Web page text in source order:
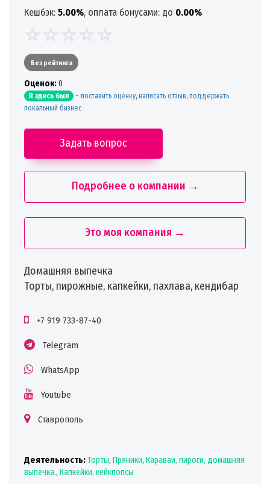
Кешбэк: 5.00%, оплата бонусами: до 0.00%
Без рейтинга
Oценок:0
Я здесь был - поставить оценку, написать отзыв, поддержать
локальный бизнес
Задать вопрос
Подробнее о компании →
Это моя компания →
Домашняя выпечка
Торты, пирожные, капкейки, пахлава, кендибар
+7 919 733-87-40
Telegram
WhatsApp
Youtube
Ставрополь
Деятельность:Торты, Пряники, Караваи, пироги, домашняя
выпечка., Капкейки, кейкпопсы